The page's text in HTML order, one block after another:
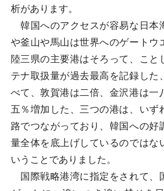
析があります。
韓国へのアクセスが容易な日本
や釜山や馬山は世界へのゲートウ
陸三県の主要港はそろって、こと
テナ取扱量が過去最高を記録した
べて、敦賀港は二倍、金沢港は一
五％増加した、三つの港は、いず
路でつながっており、韓国への好
量全体を底上げしているのではな
いうことでありました。
国際戦略港湾に指定をされて、